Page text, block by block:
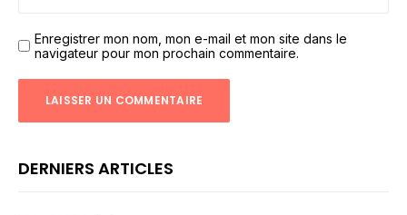
Enregistrer mon nom, mon e-mail et mon site dans le
navigateur pour mon prochain commentaire.
DERNIERS ARTICLES